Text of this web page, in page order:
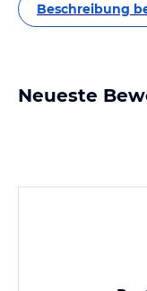
Beschreibung
Neueste